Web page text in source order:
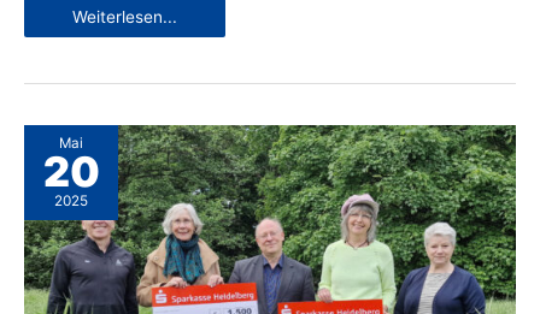
Tätigkeitsbericht
Weiterlesen...
Mai
20
2025